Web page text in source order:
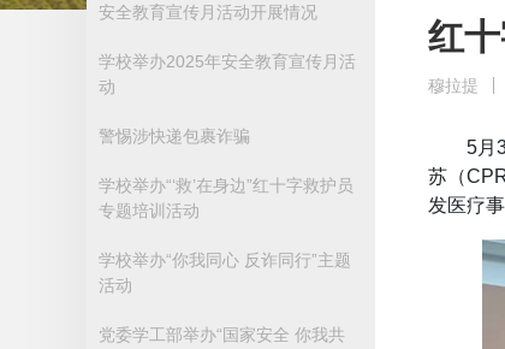
安全教育宣传月活动开展情况
学校举办2025年安全教育宣传月活
动
警惕涉快递包裹诈骗
学校举办“‘救’在身边”红十字救护员
专题培训活动
学校举办“你我同心 反诈同行”主题
活动
党委学工部举办“国家安全 你我共
红
穆拉提
5月
苏（
发医疗